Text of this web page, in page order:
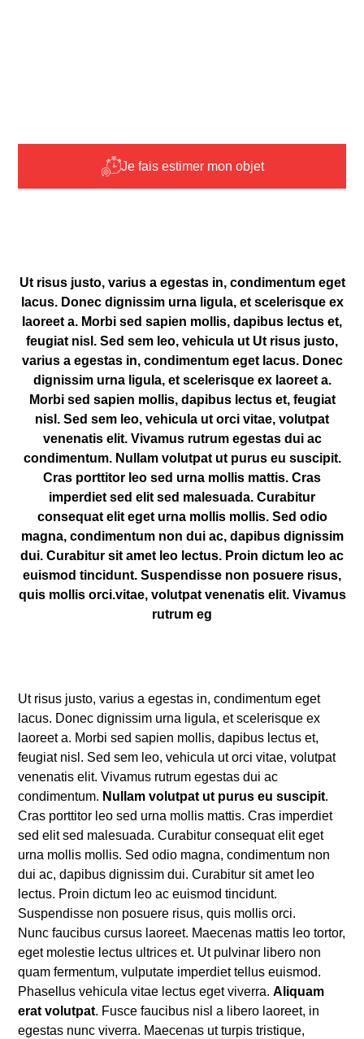
Je fais estimer mon objet
Ut risus justo, varius a egestas in, condimentum eget
lacus. Donec dignissim urna ligula, et scelerisque ex
laoreet a. Morbi sed sapien mollis, dapibus lectus et,
feugiat nisl. Sed sem leo, vehicula ut Ut risus justo,
varius a egestas in, condimentum eget lacus. Donec
dignissim urna ligula, et scelerisque ex laoreet a.
Morbi sed sapien mollis, dapibus lectus et, feugiat
nisl. Sed sem leo, vehicula ut orci vitae, volutpat
venenatis elit. Vivamus rutrum egestas dui ac
condimentum. Nullam volutpat ut purus eu suscipit.
Cras porttitor leo sed urna mollis mattis. Cras
imperdiet sed elit sed malesuada. Curabitur
consequat elit eget urna mollis mollis. Sed odio
magna, condimentum non dui ac, dapibus dignissim
dui. Curabitur sit amet leo lectus. Proin dictum leo ac
euismod tincidunt. Suspendisse non posuere risus,
quis mollis orci.vitae, volutpat venenatis elit. Vivamus
rutrum eg
Ut risus justo, varius a egestas in, condimentum eget
lacus. Donec dignissim urna ligula, et scelerisque ex
laoreet a. Morbi sed sapien mollis, dapibus lectus et,
feugiat nisl. Sed sem leo, vehicula ut orci vitae, volutpat
venenatis elit. Vivamus rutrum egestas dui ac
condimentum. Nullam volutpat ut purus eu suscipit.
Cras porttitor leo sed urna mollis mattis. Cras imperdiet
sed elit sed malesuada. Curabitur consequat elit eget
urna mollis mollis. Sed odio magna, condimentum non
dui ac, dapibus dignissim dui. Curabitur sit amet leo
lectus. Proin dictum leo ac euismod tincidunt.
Suspendisse non posuere risus, quis mollis orci.
Nunc faucibus cursus laoreet. Maecenas mattis leo tortor,
eget molestie lectus ultrices et. Ut pulvinar libero non
quam fermentum, vulputate imperdiet tellus euismod.
Phasellus vehicula vitae lectus eget viverra.Aliquam
erat volutpat. Fusce faucibus nisl a libero laoreet, in
egestas nunc viverra. Maecenas ut turpis tristique,